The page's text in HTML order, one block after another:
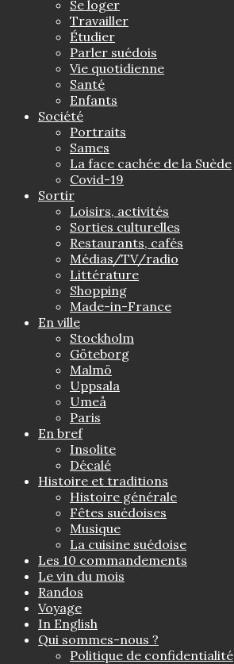
Se loger
Travailler
Étudier
Parler suédois
Vie quotidienne
Santé
Enfants
Société
Portraits
Sames
La face cachée de la Suède
Covid-19
Sortir
Loisirs, activités
Sorties culturelles
Restaurants, cafés
Médias/TV/radio
Littérature
Shopping
Made-in-France
En ville
Stockholm
Göteborg
Malmö
Uppsala
Umeå
Paris
En bref
Insolite
Décalé
Histoire et traditions
Histoire générale
Fêtes suédoises
Musique
La cuisine suédoise
Les 10 commandements
Le vin du mois
Randos
Voyage
In English
Qui sommes-nous ?
Politique de confidentialité